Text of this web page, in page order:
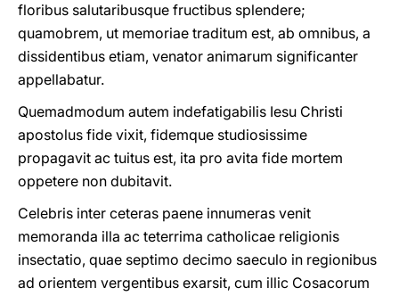
floribus salutaribusque fructibus splendere;
quamobrem, ut memoriae traditum est, ab omnibus, a
dissidentibus etiam, venator animarum significanter
appellabatur.
Quemadmodum autem indefatigabilis Iesu Christi
apostolus fide vixit, fidemque studiosissime
propagavit ac tuitus est, ita pro avita fide mortem
oppetere non dubitavit.
Celebris inter ceteras paene innumeras venit
memoranda illa ac teterrima catholicae religionis
insectatio, quae septimo decimo saeculo in regionibus
ad orientem vergentibus exarsit, cum illic Cosacorum